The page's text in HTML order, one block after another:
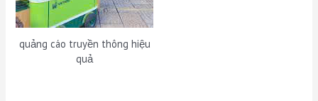
quảng cáo truyền thông hiệu
quả